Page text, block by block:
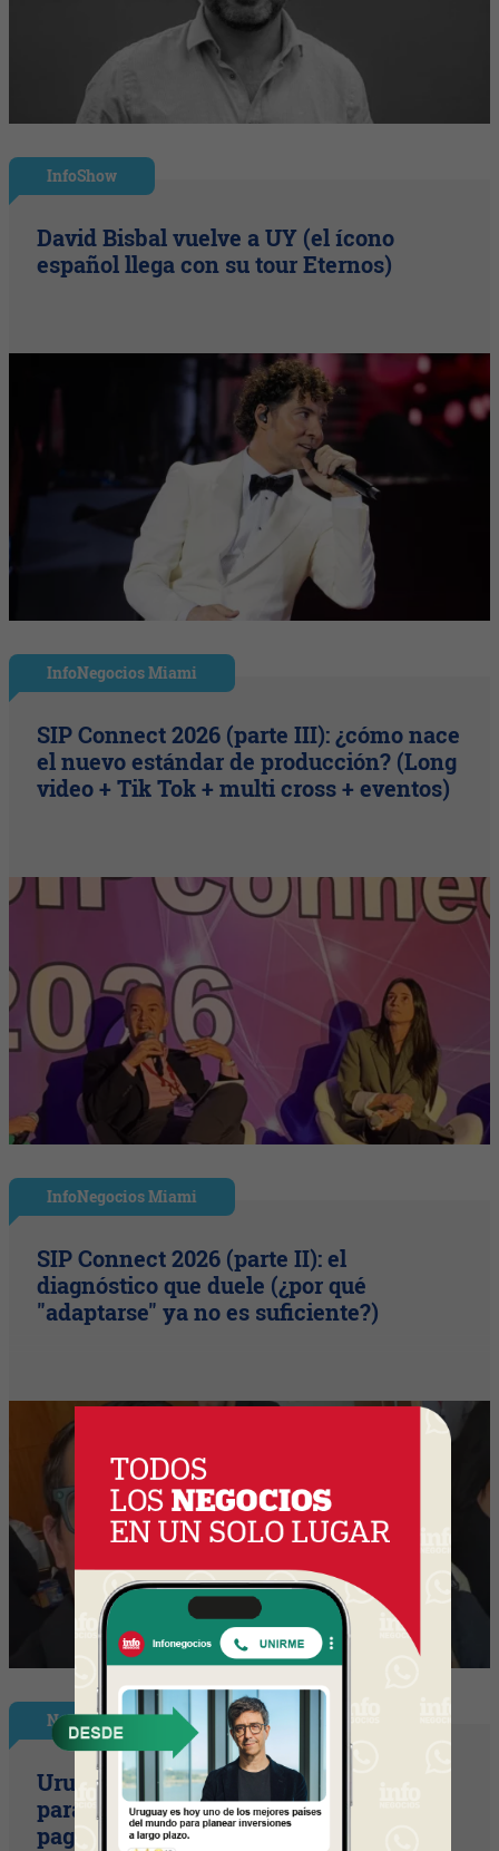
InfoShow
David Bisbal vuelve a UY (el ícono
español llega con su tour Eternos)
InfoNegocios Miami
SIP Connect 2026 (parte III): ¿cómo nace
el nuevo estándar de producción? (Long
video + Tik Tok + multi cross + eventos)
InfoNegocios Miami
SIP Connect 2026 (parte II): el
diagnóstico que duele (¿por qué
"adaptarse" ya no es suficiente?)
Nota Principal
Uruguay empieza a discutir las reglas
para una movilidad autónoma (¿Quién
paga si el auto sin conductor choca?)